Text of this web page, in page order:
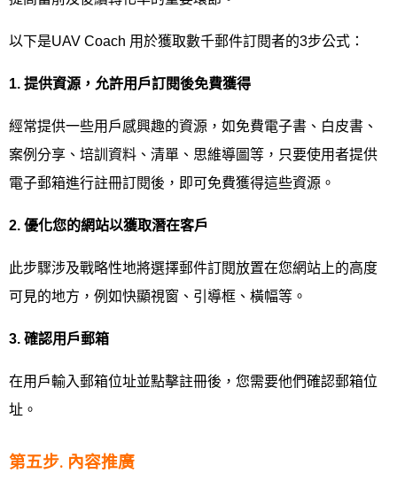
以下是UAV Coach 用於獲取數千郵件訂閱者的3步公式：
1. 提供資源，允許用戶訂閱後免費獲得
經常提供一些用戶感興趣的資源，如免費電子書、白皮書、
案例分享、培訓資料、清單、思維導圖等，只要使用者提供
電子郵箱進行註冊訂閱後，即可免費獲得這些資源。
2. 優化您的網站以獲取潛在客戶
此步驟涉及戰略性地將選擇郵件訂閱放置在您網站上的高度
可見的地方，例如快顯視窗、引導框、橫幅等。
3. 確認用戶郵箱
在用戶輸入郵箱位址並點擊註冊後，您需要他們確認郵箱位
址。
第五步. 內容推廣